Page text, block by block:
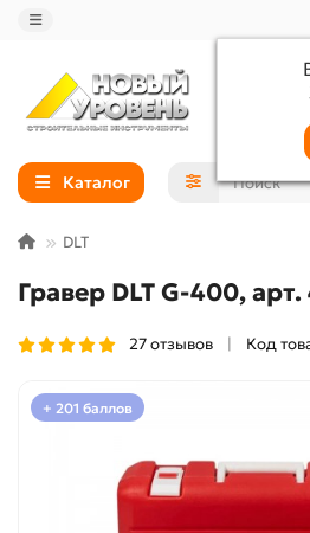
Каталог
DLT
Гравер DLT G-400, арт.
27 отзывов Код
+ 201 баллов